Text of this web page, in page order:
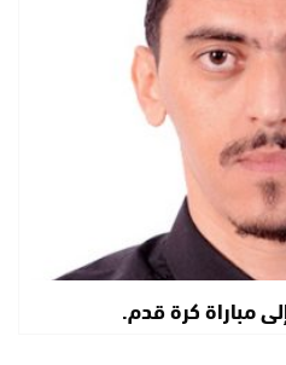
مباراة كرة قدم.